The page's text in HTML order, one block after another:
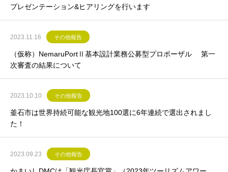
プレゼンテーション&ヒアリングを行います
2023.11.16 その他報告
（仮称）NemaruPortⅡ基本設計業務公募型プロポーザル 第一
次審査の結果について
2023.10.10 その他報告
釜石市は世界持続可能な観光地100選に6年連続で選出されまし
た！
2023.09.23 その他報告